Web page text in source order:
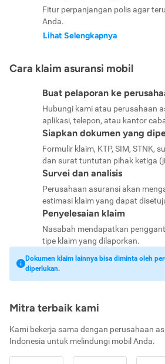
Fitur perpanjangan polis agar
Anda.
Lihat Selengkapnya
Cara klaim asuransi mobil
Buat pelaporan ke
Hubungi kami atau perusahaan
aplikasi, telepon, atau kantor
Siapkan dokumen yang
Formulir klaim, KTP, SIM, STNK,
dan surat tuntutan pihak ketiga
Survei dan analisis
Perusahaan asuransi akan
estimasi klaim yang dapat
Penyelesaian klaim
Nasabah mendapatkan
tipe klaim yang dilaporkan.
Dokumen klaim lainnya bisa diminta oleh
diperlukan.
Mitra terbaik kami
Kami bekerja sama dengan perusahaan
Indonesia untuk melindungi mobil Anda.